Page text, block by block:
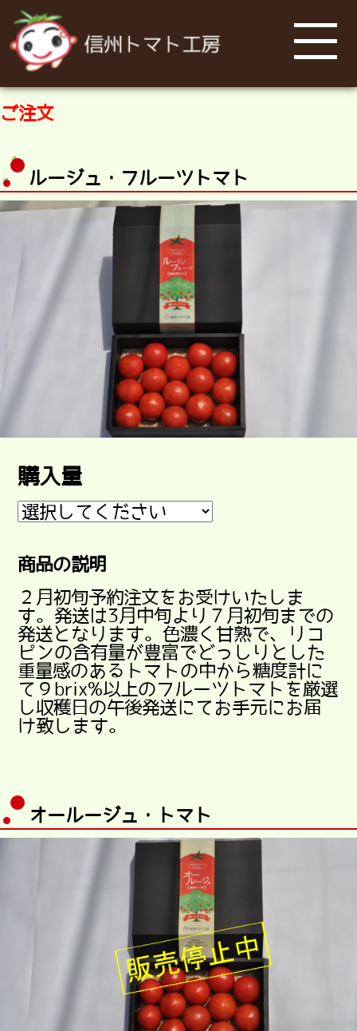
ご注文
ルージュ・フルーツトマト
購入量
商品の説明
２月初旬予約注文をお受けいたしま
す。発送は3月中旬より７月初旬までの
発送となります。色濃く甘熟で、リコ
ピンの含有量が豊富でどっしりとした
重量感のあるトマトの中から糖度計に
て９brix%以上のフルーツトマトを厳選
し収穫日の午後発送にてお手元にお届
け致します。
オールージュ・トマト